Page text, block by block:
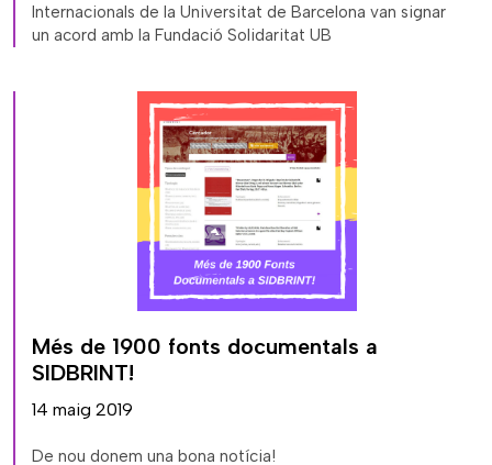
Internacionals de la Universitat de Barcelona van signar
un acord amb la Fundació Solidaritat UB
Més de 1900 fonts documentals a
SIDBRINT!
14 maig 2019
De nou donem una bona notícia!